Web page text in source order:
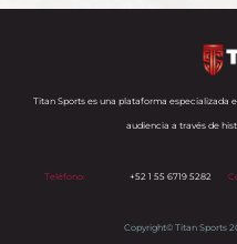
Titan Sports es una plataforma especializada
audiencia a través de
Teléfono: +52 1 55 6719 5282
Copyright© Titan Sports